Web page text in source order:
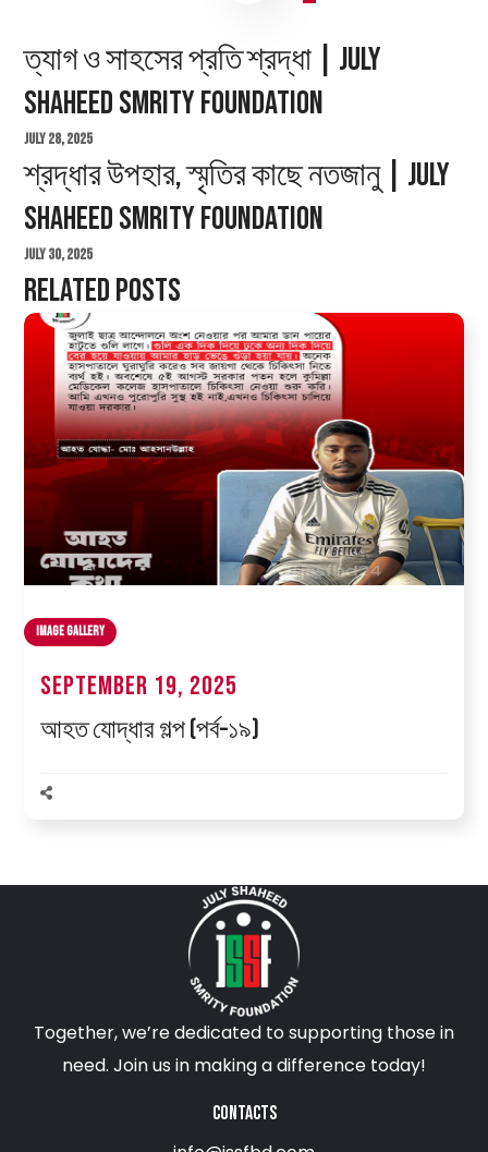
ত্যাগ ও সাহসের প্রতি শ্রদ্ধা | July
Shaheed Smrity Foundation
July 28, 2025
শ্রদ্ধার উপহার, স্মৃতির কাছে নতজানু | July
Shaheed Smrity Foundation
July 30, 2025
Related Posts
Image Gallery
September 19, 2025
আহত যোদ্ধার গল্প (পর্ব–১৯)
Together, we’re dedicated to supporting those in
need. Join us in making a difference today!
CONTACTS